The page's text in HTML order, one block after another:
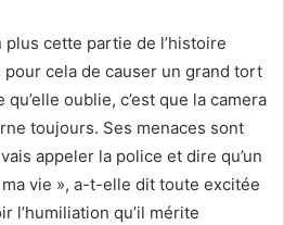
cette partie de l’histoire
pour cela de causer un grand tort
oublie, c’est que la camera
toujours. Ses menaces sont
appeler la police et dire qu’un
vie », a-t-elle dit toute excitée
l’humiliation qu’il mérite